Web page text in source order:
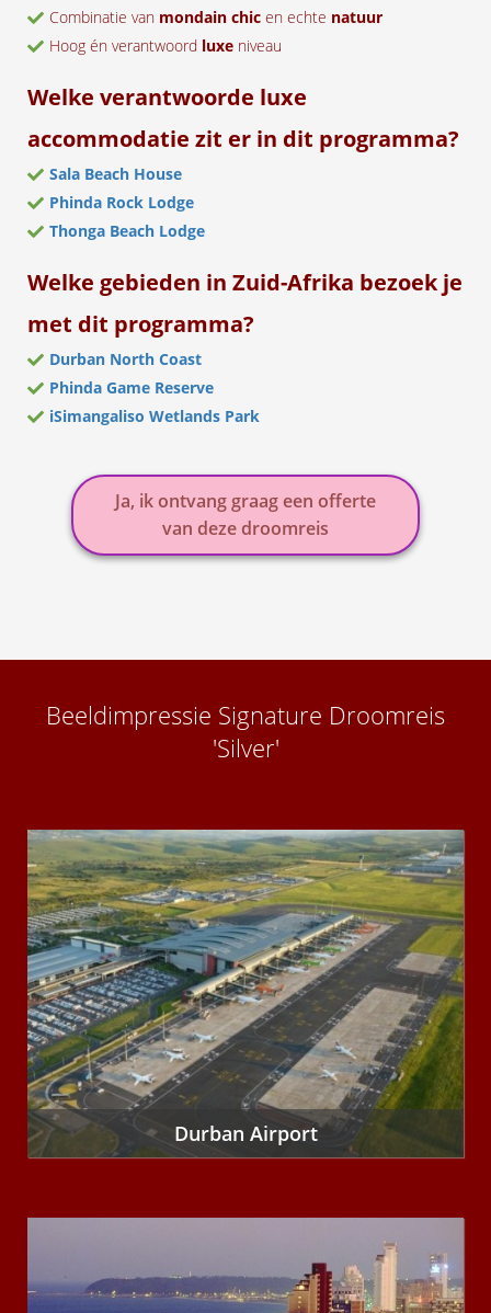
Combinatie van mondain chic en echte natuur
Hoog én verantwoord luxe niveau
Welke verantwoorde luxe
accommodatie zit er in dit programma?
Sala Beach House
Phinda Rock Lodge
Thonga Beach Lodge
Welke gebieden in Zuid-Afrika bezoek je
met dit programma?
Durban North Coast
Phinda Game Reserve
iSimangaliso Wetlands Park
Ja, ik ontvang graag een offerte
van deze droomreis
Beeldimpressie Signature Droomreis
'Silver'
Durban Airport